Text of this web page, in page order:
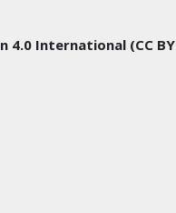
4.0 International (CC BY